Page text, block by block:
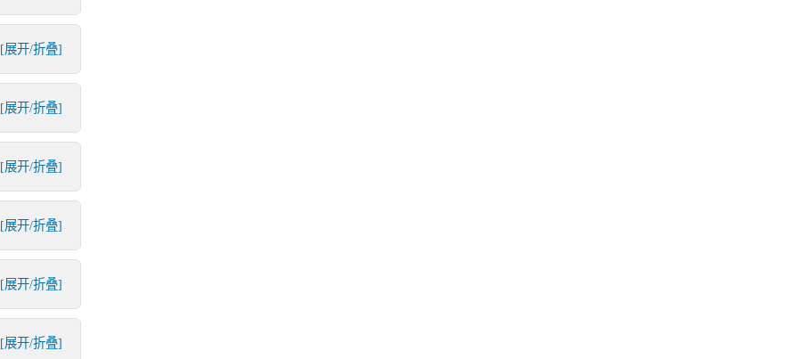
[展开/折叠]
[展开/折叠]
[展开/折叠]
[展开/折叠]
[展开/折叠]
[展开/折叠]